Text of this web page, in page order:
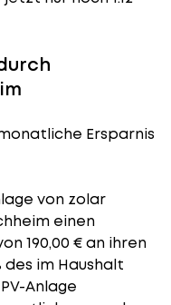
Ersparnis
von zolar
einen
190,00 € an ihren
im Haushalt
Anlage